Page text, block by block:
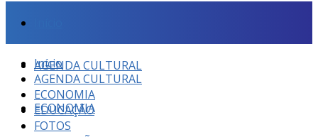
AGENDA CULTURAL
ECONOMIA
Início
AGENDA CULTURAL
ECONOMIA
EDUCAÇÃO
FOTOS